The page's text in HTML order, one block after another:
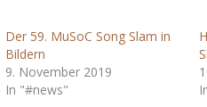
Der 59. MuSoC Song Slam in
Bildern
9. November 2019
In "#news"